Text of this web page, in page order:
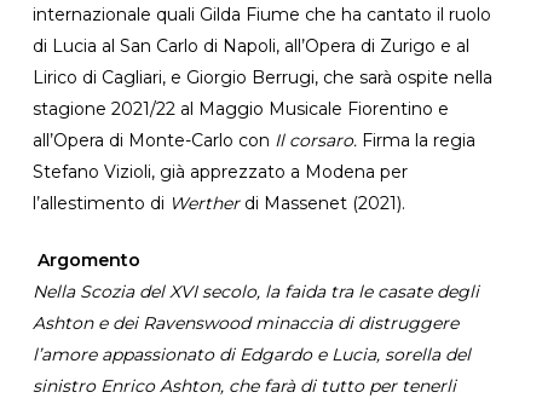
internazionale quali Gilda Fiume che ha cantato il ruolo
di Lucia al San Carlo di Napoli, all’Opera di Zurigo e al
Lirico di Cagliari, e Giorgio Berrugi, che sarà ospite nella
stagione 2021/22 al Maggio Musicale Fiorentino e
all’Opera di Monte-Carlo con Il corsaro. Firma la regia
Stefano Vizioli, già apprezzato a Modena per
l’allestimento di Wertherdi Massenet (2021).
Argomento
Nella Scozia del XVI secolo, la faida tra le casate degli
Ashton e dei Ravenswood minaccia di distruggere
l’amore appassionato di Edgardo e Lucia, sorella del
sinistro Enrico Ashton, che farà di tutto per tenerli